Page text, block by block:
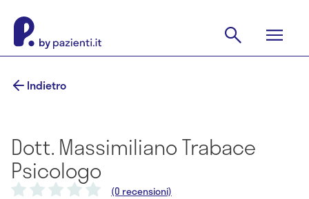
Indietro
Dott. Massimiliano Trabace
Psicologo
(0 recensioni)